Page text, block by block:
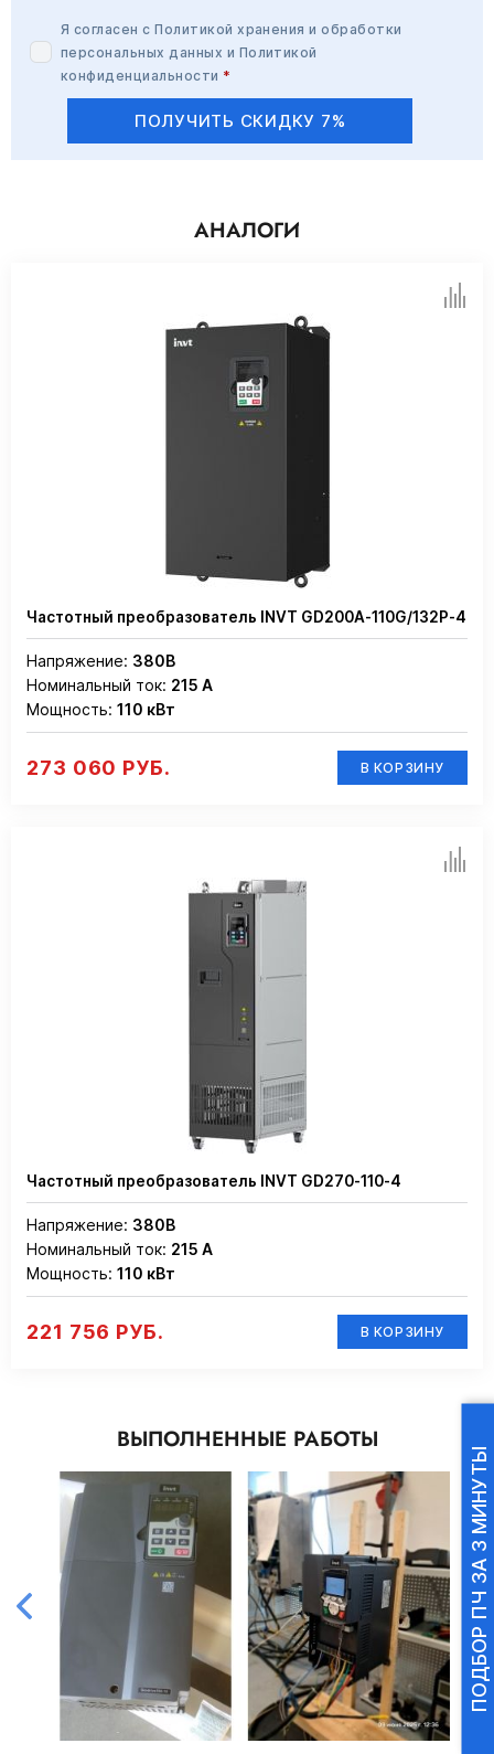
Я согласен сПолитикой хранения и обработки
персональных данных и Политикой
конфиденциальности *
ПОЛУЧИТЬ СКИДКУ 7%
АНАЛОГИ
Частотный преобразователь INVT GD200A-110G/132P-4
Напряжение: 380В
Номинальный ток: 215 А
Мощность: 110 кВт
273 060 РУБ. В КОРЗИНУ
Частотный преобразователь INVT GD270-110-4
Напряжение: 380В
Номинальный ток: 215 А
Мощность: 110 кВт
221 756 РУБ. В КОРЗИНУ
ВЫПОЛНЕННЫЕ РАБОТЫ
ПОДБОР ПЧ ЗА 3 МИНУТЫ